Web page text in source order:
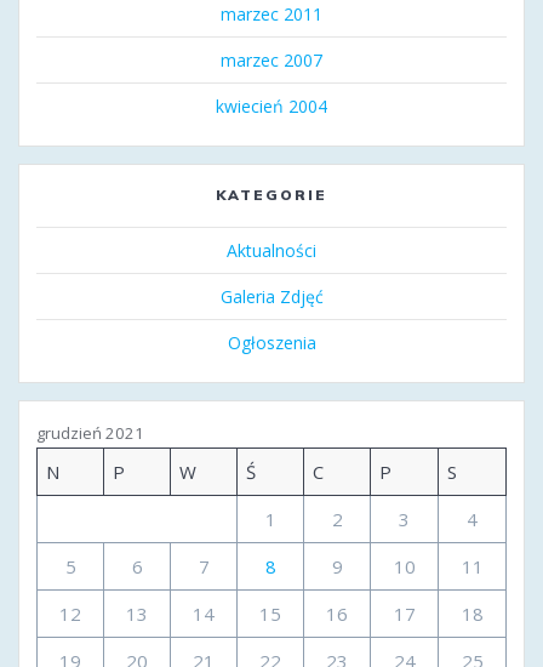
marzec 2011
marzec 2007
kwiecień 2004
KATEGORIE
Aktualności
Galeria Zdjęć
Ogłoszenia
grudzień 2021
N P W Ś C P
S
1
2 3
4
5
6 7 8 9 10
11
12
13 14 15 16 17
18
19
20 21 22 23 24 25